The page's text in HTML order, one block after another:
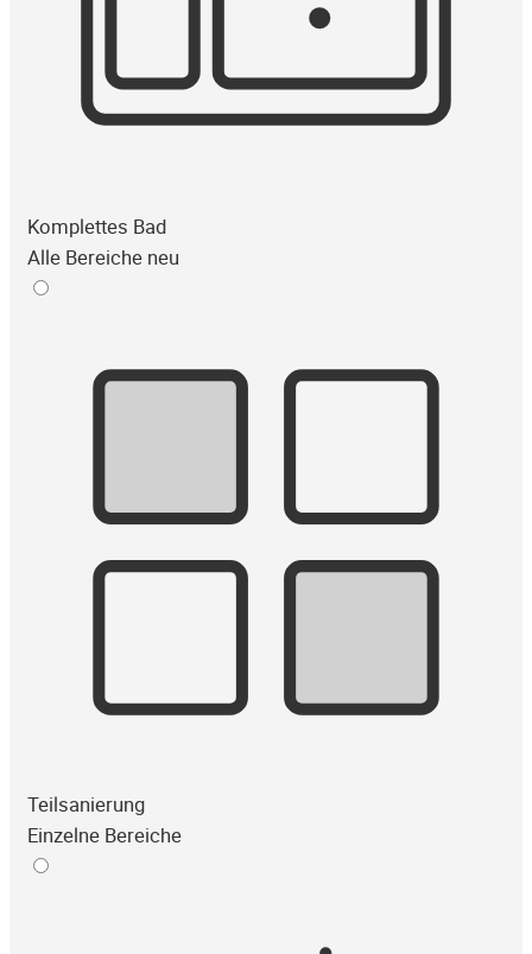
Komplettes Bad
Alle Bereiche neu
Teilsanierung
Einzelne Bereiche